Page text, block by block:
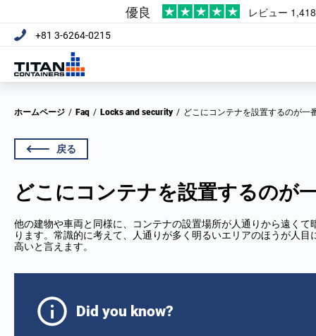
+81 3-6264-0215
ホームページ / Faq / Locks and security / どこにコンテナを設置するのが一
戻る
どこにコンテナを設置するのが
他の建物や車両と同様に、コンテナの設置場所が人通りから遠く
ります。常識的に考えて、人通りが多く明るいエリアのほうが人
高いと言えます。
Did you know?